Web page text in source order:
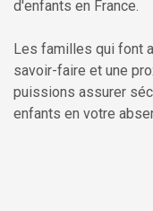
d'enfants en France.
Les familles qui font
savoir-faire et une
puissions assurer
enfants en votre